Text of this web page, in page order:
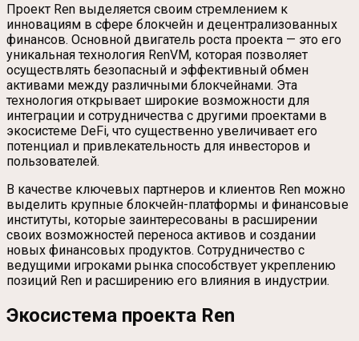
Проект Ren выделяется своим стремлением к
инновациям в сфере блокчейн и децентрализованных
финансов. Основной двигатель роста проекта — это его
уникальная технология RenVM, которая позволяет
осуществлять безопасный и эффективный обмен
активами между различными блокчейнами. Эта
технология открывает широкие возможности для
интеграции и сотрудничества с другими проектами в
экосистеме DeFi, что существенно увеличивает его
потенциал и привлекательность для инвесторов и
пользователей.
В качестве ключевых партнеров и клиентов Ren можно
выделить крупные блокчейн-платформы и финансовые
институты, которые заинтересованы в расширении
своих возможностей переноса активов и создании
новых финансовых продуктов. Сотрудничество с
ведущими игроками рынка способствует укреплению
позиций Ren и расширению его влияния в индустрии.
Экосистема проекта Ren